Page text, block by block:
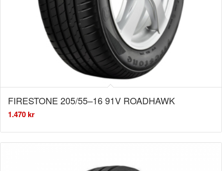
FIRESTONE 205/55–16 91V ROADHAWK
1.470kr